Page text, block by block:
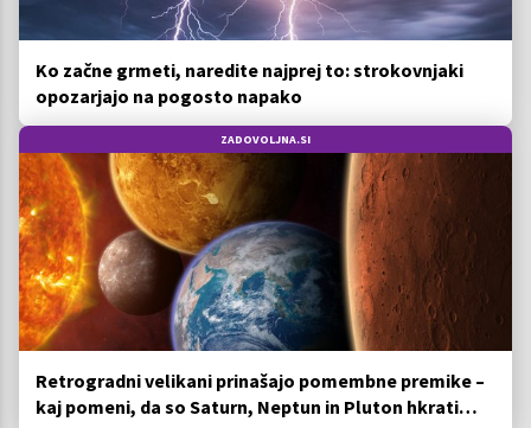
Ko začne grmeti, naredite najprej to: strokovnjaki
opozarjajo na pogosto napako
ZADOVOLJNA.SI
Retrogradni velikani prinašajo pomembne premike –
kaj pomeni, da so Saturn, Neptun in Pluton hkrati